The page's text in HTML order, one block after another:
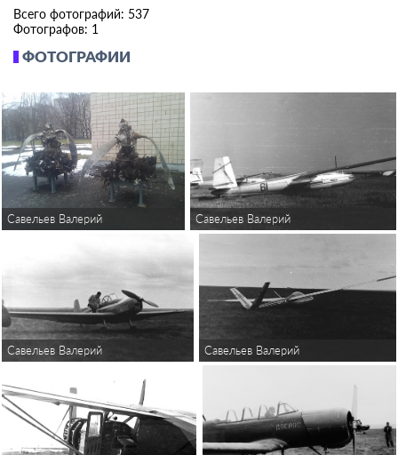
ФОТОГРАФИИ
Савельев Валерий Савельев Валерий
Савельев Валерий Савельев Валерий
Всего фотографий: 537
Фотографов: 1